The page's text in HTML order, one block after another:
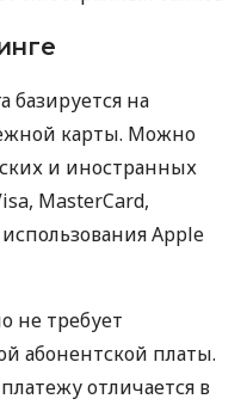
базируется на
карты. Можно
и иностранных
MasterCard,
Apple
не требует
абонентской платы.
отличается в